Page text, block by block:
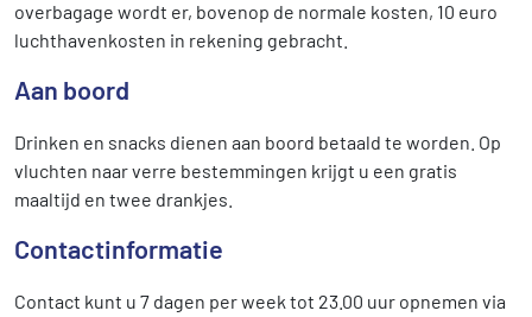
overbagage wordt er, bovenop de normale kosten, 10 euro
luchthavenkosten in rekening gebracht.
Aan boord
Drinken en snacks dienen aan boord betaald te worden. Op
vluchten naar verre bestemmingen krijgt u een gratis
maaltijd en twee drankjes.
Contactinformatie
Contact kunt u 7 dagen per week tot 23.00 uur opnemen via